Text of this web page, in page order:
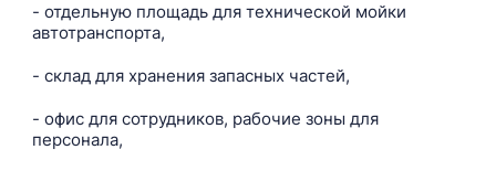
- отдельную площадь для технической мойки
автотранспорта,
- склад для хранения запасных частей,
- офис для сотрудников, рабочие зоны для
персонала,